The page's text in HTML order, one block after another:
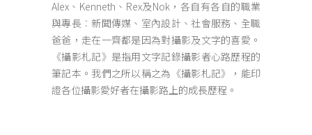
Alex、Kenneth、Rex及Nok，各自有各自的職業
與專長︰新聞傳媒、室內設計、社會服務、全職
爸爸，走在一齊都是因為對攝影及文字的喜愛。
《攝影札記》是指用文字記錄攝影者心路歷程的
筆記本。我們之所以稱之為《攝影札記》，能印
證各位攝影愛好者在攝影路上的成長歷程。